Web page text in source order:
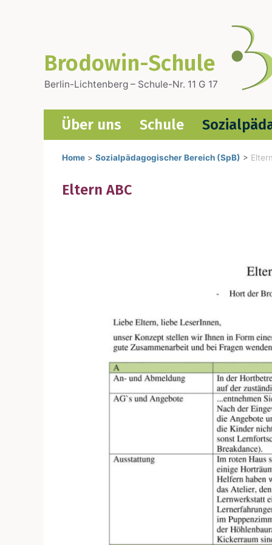
Brodowin-Schule
Berlin-Lichtenberg – Schule-Nr. 11 G 17
Über uns Schu­le
Home > Sozialpädagogischer Bereich (SpB) >
Eltern ABC